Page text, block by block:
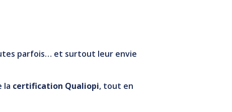
parfois… et surtout leur envie
la certification Qualiopi, tout en